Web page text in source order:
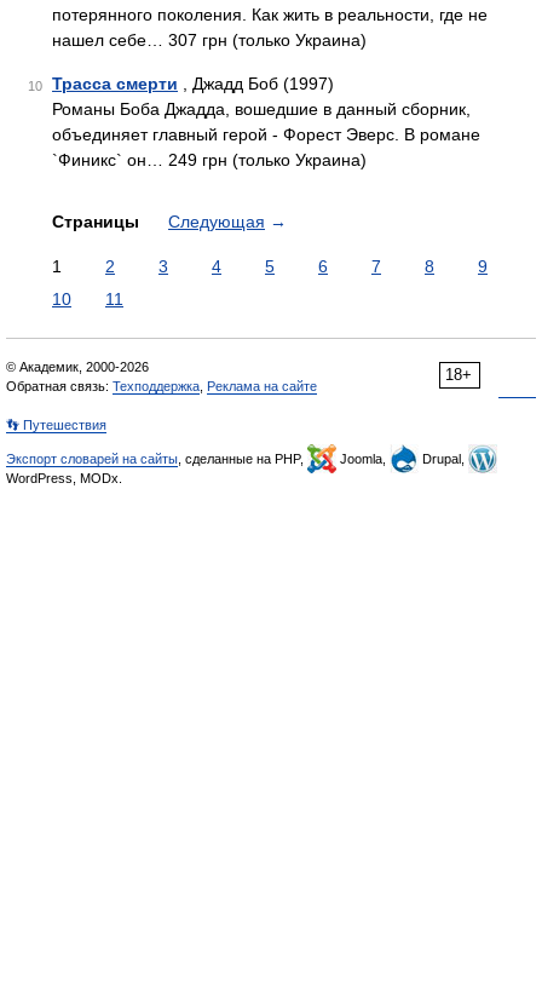
потерянного поколения. Как жить в реальности, где не
нашел себе… 307 грн (только Украина)
10 Трасса смерти , Джадд Боб (1997)
Романы Боба Джадда, вошедшие в данный сборник,
объединяет главный герой - Форест Эверс. В романе
`Финикс` он… 249 грн (только Украина)
Страницы Следующая →
1 2 3 4 5 6 7 8
9
10
11
18+
© Академик, 2000-2026
Обратная связь: Техподдержка Реклама на сайте
👣 Путешествия
Экспорт словарей на сайты , сделанные на PHP, Joomla,
Drupal,
WordPress, MODx.